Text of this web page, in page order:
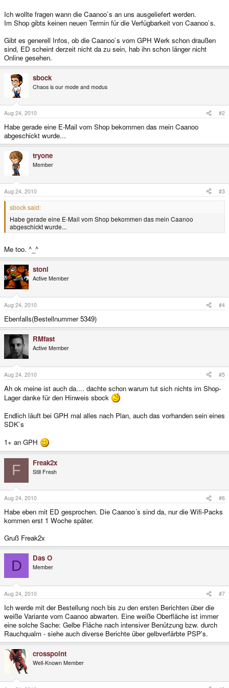
Ich wollte fragen wann die Caanoo`s an uns ausgeliefert werden.
Im Shop gibts keinen neuen Termin für die Verfügbarkeit von Caanoo`s.
Gibt es generell Infos, ob die Caanoo`s vom GPH Werk schon draußen
sind, ED scheint derzeit nicht da zu sein, hab ihn schon länger nicht
Online gesehen.
sbock
Chaos is our mode and modus
Aug 24, 2010 #2
Habe gerade eine E-Mail vom Shop bekommen das mein Caanoo
abgeschickt wurde...
tryone
Member
Aug 24, 2010 #3
sbock said:
Habe gerade eine E-Mail vom Shop bekommen das mein Caanoo
abgeschickt wurde...
Me too. ^_^
stoni
Active Member
Aug 24, 2010 #4
Ebenfalls(Bestellnummer 5349)
RMfast
Active Member
Aug 24, 2010 #5
Ah ok meine ist auch da.... dachte schon warum tut sich nichts im Shop-
Lager danke für den Hinweis sbock
Endlich läuft bei GPH mal alles nach Plan, auch das vorhanden sein eines
SDK`s
1+ an GPH
F Freak2x
Still Fresh
Aug 24, 2010 #6
Habe eben mit ED gesprochen. Die Caanoo´s sind da, nur die Wifi-Packs
kommen erst 1 Woche später.
Gruß Freak2x
D Das O
Member
Aug 24, 2010 #7
Ich werde mit der Bestellung noch bis zu den ersten Berichten über die
weiße Variante vom Caanoo abwarten. Eine weiße Oberfläche ist immer
eine solche Sache: Gelbe Fläche nach intensiver Benützung bzw. durch
Rauchqualm - siehe auch diverse Berichte über gelbverfärbte PSP's.
crosspoint
Well-Known Member